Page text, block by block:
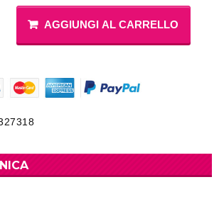
AGGIUNGI AL CARRELLO